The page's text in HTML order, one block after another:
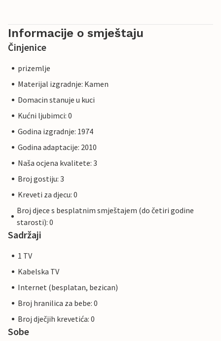
Informacije o smještaju
Činjenice
prizemlje
Materijal izgradnje: Kamen
Domacin stanuje u kuci
Kućni ljubimci: 0
Godina izgradnje: 1974
Godina adaptacije: 2010
Naša ocjena kvalitete: 3
Broj gostiju: 3
Kreveti za djecu: 0
Broj djece s besplatnim smještajem (do četiri godine
starosti): 0
Sadržaji
1 TV
Kabelska TV
Internet (besplatan, bezican)
Broj hranilica za bebe: 0
Broj dječjih krevetića: 0
Sobe